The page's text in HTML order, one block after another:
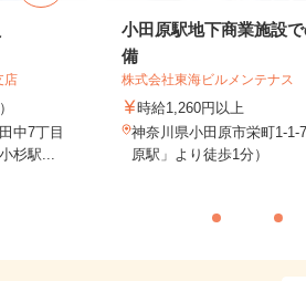
店
中7丁目
杉駅...
小田原駅地下商業施設
備
株式会社東海ビルメンテナス
時給1,260円以上
神奈川県小田原市栄町1-1-
原駅」より徒歩1分）